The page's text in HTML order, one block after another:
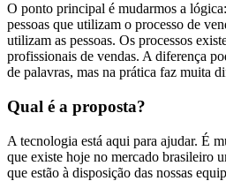
O ponto principal é mudarmos a
pessoas que utilizam o processo de
utilizam as pessoas. Os processos
profissionais de vendas. A diferença
de palavras, mas na prática faz muita
Qual é a proposta?
A tecnologia está aqui para ajudar. É
que existe hoje no mercado brasileiro
que estão à disposição das nossas